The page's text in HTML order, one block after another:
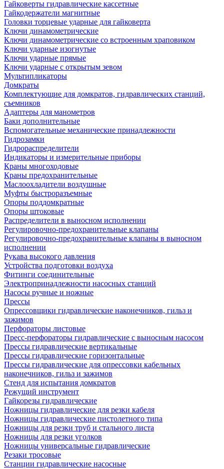
Гайковерты гидравлические кассетные
Гайкодержатели магнитные
Головки торцевые ударные для гайковерта
Ключи динамометрические
Ключи динамометрические со встроенным храповиком
Ключи ударные изогнутые
Ключи ударные прямые
Ключи ударные с открытым зевом
Мультипликаторы
Домкраты
Комплектующие для домкратов, гидравлических станций,
съемников
Адаптеры для манометров
Баки дополнительные
Вспомогательные механические принадлежности
Гидрозамки
Гидрораспределители
Индикаторы и измерительные приборы
Краны многоходовые
Краны предохранительные
Маслоохладители воздушные
Муфты быстроразъемные
Опоры поддомкратные
Опоры штоковые
Распределители в выносном исполнении
Регулировочно-предохранительные клапаны
Регулировочно-предохранительные клапаны в выносном
исполнении
Рукава высокого давления
Устройства подготовки воздуха
Фитинги соединительные
Электропринадлежности насосных станций
Насосы ручные и ножные
Прессы
Опрессовщики гидравлические наконечников, гильз и
зажимов
Перфораторы листовые
Пресс-перфораторы гидравлические с выносным насосом
Прессы гидравлические вертикальные
Прессы гидравлические горизонтальные
Прессы гидравлические для опрессовки кабельных
наконечников, гильз и зажимов
Стенд для испытания домкратов
Режущий инструмент
Гайкорезы гидравлические
Ножницы гидравлические для резки кабеля
Ножницы гидравлические пистолетного типа
Ножницы для резки труб и стального листа
Ножницы для резки уголков
Ножницы универсальные гидравлические
Резаки тросовые
Станции гидравлические насосные